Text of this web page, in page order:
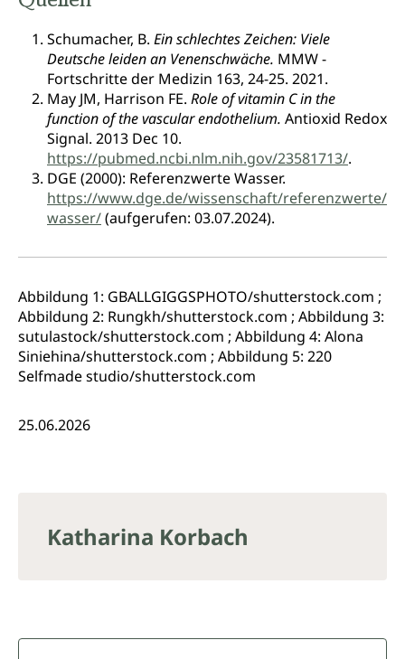
Schumacher, B. Ein schlechtes Zeichen: Viele
Deutsche leiden an Venenschwäche. MMW -
Fortschritte der Medizin 163, 24-25. 2021.
May JM, Harrison FE. Role of vitamin C in the
function of the vascular endothelium. Antioxid Redox
Signal. 2013 Dec 10.
https://pubmed.ncbi.nlm.nih.gov/23581713/.
DGE (2000): Referenzwerte Wasser.
https://www.dge.de/wissenschaft/referenzwerte/
wasser/(aufgerufen: 03.07.2024).
Abbildung 1: GBALLGIGGSPHOTO/shutterstock.com ;
Abbildung 2: Rungkh/shutterstock.com ; Abbildung 3:
sutulastock/shutterstock.com ; Abbildung 4: Alona
Siniehina/shutterstock.com ; Abbildung 5: 220
Selfmade studio/shutterstock.com
25.06.2026
Katharina Korbach